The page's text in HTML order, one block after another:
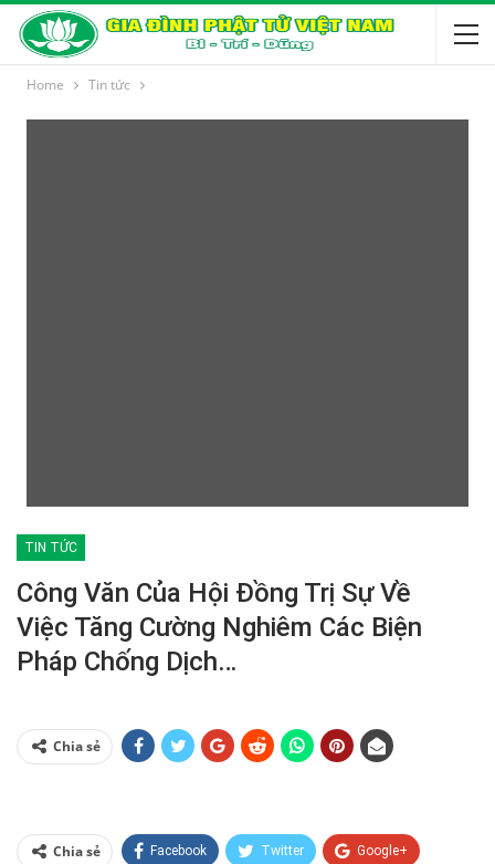
Home Tin tức
TIN TỨC
Công Văn Của Hội Đồng Trị Sự Về
Việc Tăng Cường Nghiêm Các Biện
Pháp Chống Dịch…
Chia sẻ
Chia sẻ Facebook Twitter Google+